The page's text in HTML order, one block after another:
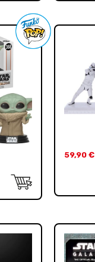
59,90 €